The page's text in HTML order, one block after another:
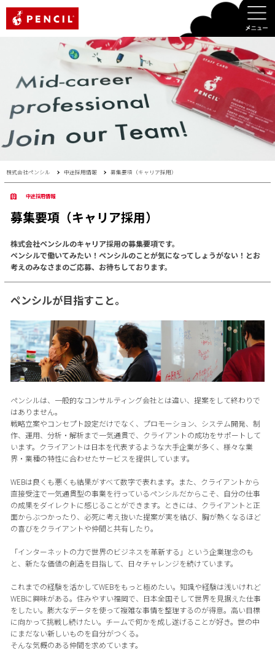
株式会社ペンシル 中途採用情報 募集要項（キャリア採用）
中途採用情報
募集要項（キャリア採用）
株式会社ペンシルのキャリア採用の募集要項です。
ペンシルで働いてみたい！ペンシルのことが気になってしょうがない！とお
考えのみなさまのご応募、お待ちしております。
ペンシルが目指すこと。
ペンシルは、一般的なコンサルティング会社とは違い、提案をして終わりで
はありません。
戦略立案やコンセプト設定だけでなく、プロモーション、システム開発、制
作、運用、分析・解析まで一気通貫で、クライアントの成功をサポートして
います。クライアントは日本を代表するような大手企業が多く、様々な業
界・業種の特性に合わせたサービスを提供しています。
WEBは良くも悪くも結果がすべて数字で表れます。また、クライアントから
直接受注で一気通貫型の事業を行っているペンシルだからこそ、自分の仕事
の成果をダイレクトに感じることができます。ときには、クライアントと正
面からぶつかったり、必死に考え抜いた提案が実を結び、胸が熱くなるほど
の喜びをクライアントや仲間と共有したり。
「インターネットの力で世界のビジネスを革新する」という企業理念のも
と、新たな価値の創造を目指して、日々チャレンジを続けています。
これまでの経験を活かしてWEBをもっと極めたい。知識や経験は浅いけれど
WEBに興味がある。住みやすい福岡で、日本全国そして世界を見据えた仕事
をしたい。膨大なデータを使って複雑な事情を整理するのが得意。高い目標
に向かって挑戦し続けたい。チームで何かを成し遂げることが好き。世の中
にまだない新しいものを自分がつくる。
そんな気概のある仲間を求めています。